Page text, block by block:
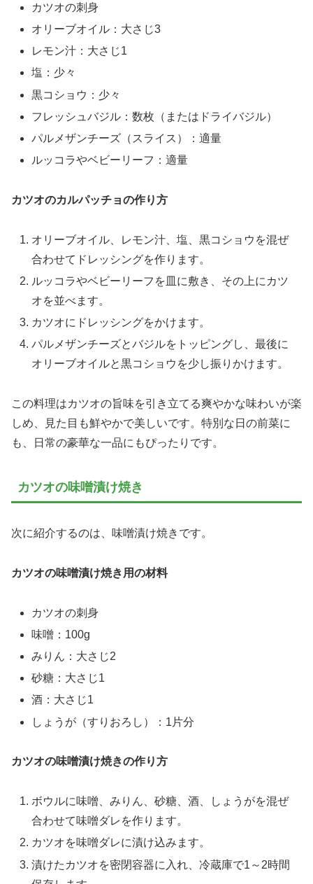
カツオの刺身
オリーブオイル：大さじ3
レモン汁：大さじ1
塩：少々
黒コショウ：少々
フレッシュバジル：数枚（またはドライバジル）
パルメザンチーズ（スライス）：適量
ルッコラやベビーリーフ：適量
カツオのカルパッチョの作り方
オリーブオイル、レモン汁、塩、黒コショウを混ぜ
合わせてドレッシングを作ります。
ルッコラやベビーリーフを皿に敷き、その上にカツ
オを並べます。
カツオにドレッシングをかけます。
パルメザンチーズとバジルをトッピングし、最後に
オリーブオイルと黒コショウを少し振りかけます。
この料理はカツオの旨味を引き立てる爽やかな味わいが楽
しめ、見た目も鮮やかで美しいです。特別な日の前菜に
も、日常の豪華な一品にもぴったりです。
カツオの味噌漬け焼き
次に紹介するのは、味噌漬け焼きです。
カツオの味噌漬け焼き用の材料
カツオの刺身
味噌：100g
みりん：大さじ2
砂糖：大さじ1
酒：大さじ1
しょうが（すりおろし）：1片分
カツオの味噌漬け焼きの作り方
ボウルに味噌、みりん、砂糖、酒、しょうがを混ぜ
合わせて味噌ダレを作ります。
カツオを味噌ダレに漬け込みます。
漬けたカツオを密閉容器に入れ、冷蔵庫で1～2時間